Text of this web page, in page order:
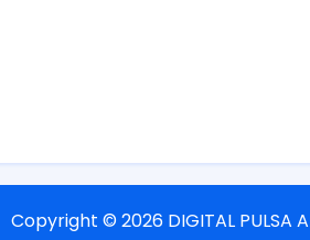
Copyright © 2026 DIGITAL PULSA